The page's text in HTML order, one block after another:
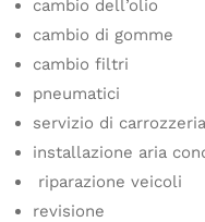
cambio dell’olio
cambio di gomme
cambio filtri
pneumatici
servizio di carrozzeria
installazione aria
riparazione veicoli
revisione